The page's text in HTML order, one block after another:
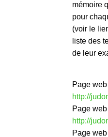
mémoire
pour
(voir le
liste des
de leur
Page
http://
Page
http://
Page